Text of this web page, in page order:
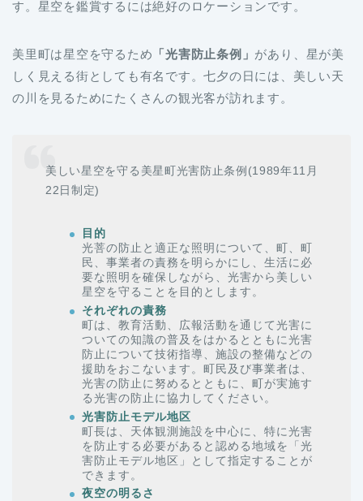
す。星空を鑑賞するには絶好のロケーションです。
美里町は星空を守るため 「光害防止条例」 があり、星が美
しく見える街としても有名です。七夕の日には、美しい天
の川を見るためにたくさんの観光客が訪れます。
美しい星空を守る美星町光害防止条例(1989年11月
22日制定)
目的
光菩の防止と適正な照明について、町、町
民、事業者の責務を明らかにし、生活に必
要な照明を確保しながら、光害から美しい
星空を守ることを目的とします。
それぞれの責務
町は、教育活動、広報活動を通じて光害に
ついての知識の普及をはかるとともに光害
防止について技術指導、施設の整備などの
援助をおこないます。町民及び事業者は、
光害の防止に努めるとともに、町が実施す
る光害の防止に協力してください。
光害防止モデル地区
町長は、天体観測施設を中心に、特に光害
を防止する必要があると認める地域を「光
害防止モデル地区」として指定することが
できます。
夜空の明るさ